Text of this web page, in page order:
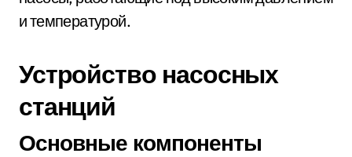
и температурой.
Устройство насосных
станций
Основные компоненты